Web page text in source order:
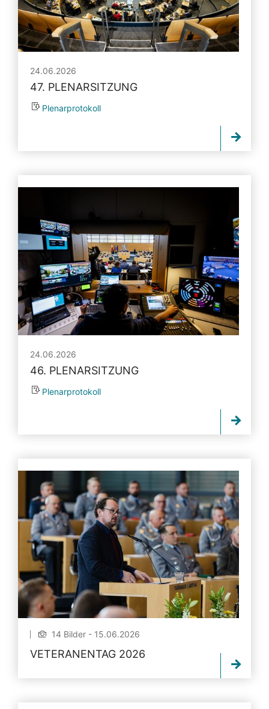
24.06.2026
47. PLENARSITZUNG
Plenarprotokoll
24.06.2026
46. PLENARSITZUNG
Plenarprotokoll
14 Bilder - 15.06.2026
VETERANENTAG 2026